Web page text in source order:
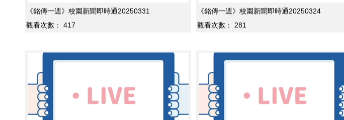
《銘傳一週》校園新聞即時通20250331
觀看次數：
417
《銘傳一週》校園新聞即時通20250324
觀看次數：
281